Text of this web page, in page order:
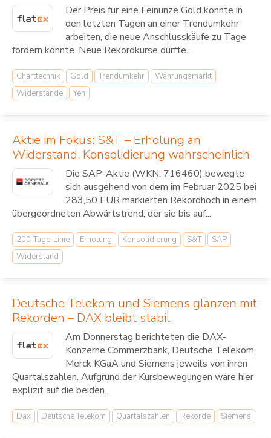
Der Preis für eine Feinunze Gold konnte in
den letzten Tagen an einer Trendumkehr
arbeiten, die neue Anschlusskäufe zu Tage
fördern könnte. Neue Rekordkurse dürfte...
Charttechnik Gold Trendumkehr
Währungsmarkt
Widerstände
Yen
Aktie im Fokus: S&T – Erholung an
Widerstand, Konsolidierung wahrscheinlich
Die SAP-Aktie (WKN: 716460) bewegte
sich ausgehend von dem im Februar 2025 bei
283,50 EUR markierten Rekordhoch in einem
übergeordneten Abwärtstrend, der sie bis auf...
200-Tage-Linie Erholung Konsolidierung S&T
SAP
Widerstand
Deutsche Telekom und Siemens glänzen mit
Rekorden – DAX bleibt stabil
Am Donnerstag berichteten die DAX-
Konzerne Commerzbank, Deutsche Telekom,
Merck KGaA und Siemens jeweils von ihren
Quartalszahlen. Aufgrund der Kursbewegungen wäre hier
explizit auf die beiden...
Dax Deutsche Telekom Quartalszahlen Rekorde Siemens